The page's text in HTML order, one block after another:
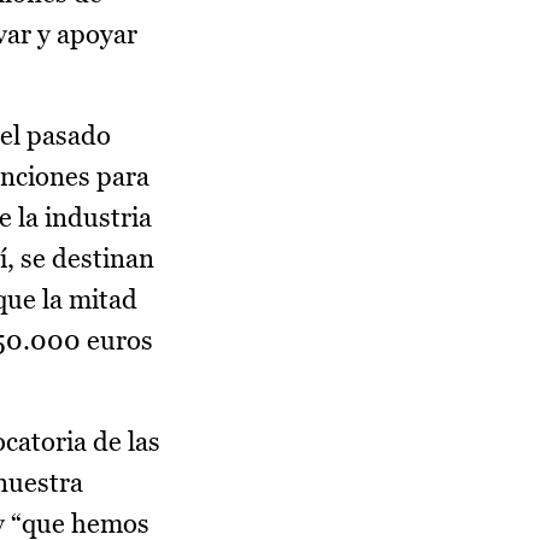
y apoyar
pasado
para
la industria
se destinan
la mitad
euros
de las
hemos